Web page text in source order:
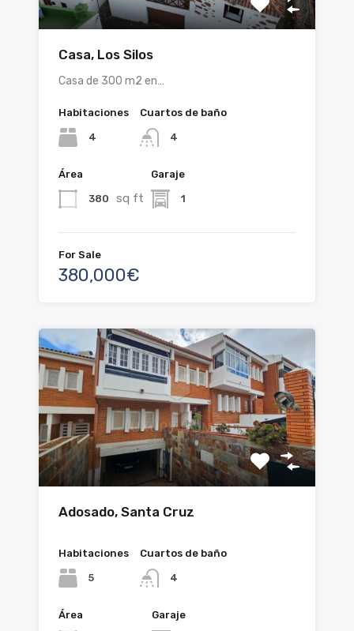
Casa, Los Silos
Casa de 300 m2 en…
Habitaciones
4
Cuartos de baño
4
Área
380 sq ft
Garaje
1
For Sale
380,000€
Adosado, Santa Cruz
Habitaciones
5
Cuartos de baño
4
Área Garaje